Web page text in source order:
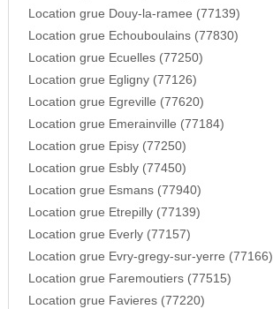
Location grue Douy-la-ramee (77139)
Location grue Echouboulains (77830)
Location grue Ecuelles (77250)
Location grue Egligny (77126)
Location grue Egreville (77620)
Location grue Emerainville (77184)
Location grue Episy (77250)
Location grue Esbly (77450)
Location grue Esmans (77940)
Location grue Etrepilly (77139)
Location grue Everly (77157)
Location grue Evry-gregy-sur-yerre (77166)
Location grue Faremoutiers (77515)
Location grue Favieres (77220)